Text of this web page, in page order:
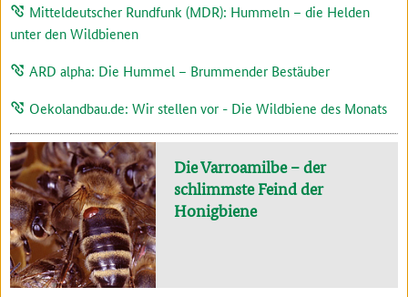
Mitteldeutscher Rundfunk (MDR): Hummeln – die Helden
unter den Wildbienen
ARD alpha: Die Hummel – Brummender Bestäuber
Oekolandbau.de: Wir stellen vor - Die Wildbiene des Monats
Die Varroamilbe – der
schlimmste Feind der
Honigbiene